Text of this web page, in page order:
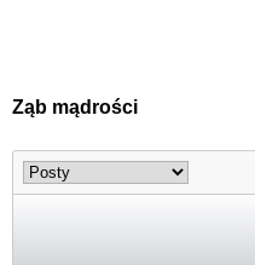
Ząb mądrości